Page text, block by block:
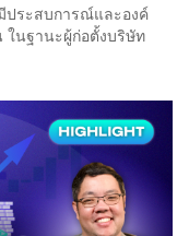
ประสบการณ์และองค์
ในฐานะผู้ก่อตั้งบริษัท